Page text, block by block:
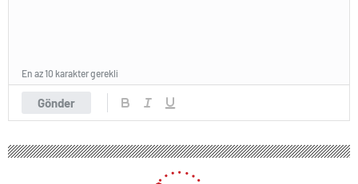
Gönder
En az 10 karakter gerekli